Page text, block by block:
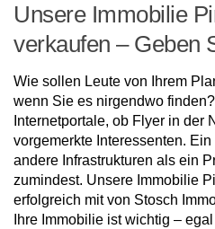
Unsere Immobilie
verkaufen – Geben
Wie sollen Leute von Ihrem
wenn Sie es nirgendwo
Internetportale, ob Flyer in der
vorgemerkte Interessenten.
andere Infrastrukturen als ein
zumindest. Unsere Immobilie
erfolgreich mit von Stosch
Ihre Immobilie ist wichtig –